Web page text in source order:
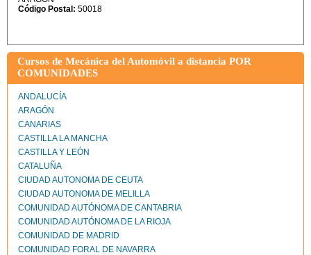
Código Postal: 50018
Cursos de Mecánica del Automóvil a distancia POR
COMUNIDADES
ANDALUCÍA
ARAGÓN
CANARIAS
CASTILLA LA MANCHA
CASTILLA Y LEÓN
CATALUÑA
CIUDAD AUTONOMA DE CEUTA
CIUDAD AUTONOMA DE MELILLA
COMUNIDAD AUTÓNOMA DE CANTABRIA
COMUNIDAD AUTÓNOMA DE LA RIOJA
COMUNIDAD DE MADRID
COMUNIDAD FORAL DE NAVARRA